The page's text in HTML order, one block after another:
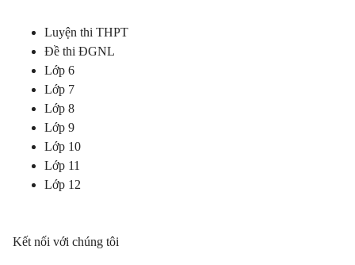
Luyện thi THPT
Đề thi ĐGNL
Lớp 6
Lớp 7
Lớp 8
Lớp 9
Lớp 10
Lớp 11
Lớp 12
Kết nối với chúng tôi